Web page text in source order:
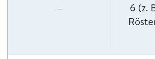
–
6 (z.